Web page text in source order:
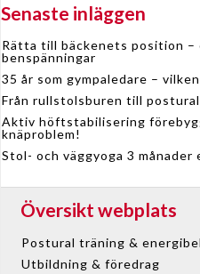
Senaste inläggen
Rätta till bäckenets position –
benspänningar
35 år som gympaledare –
Från rullstolsburen till
Aktiv höftstabilisering
knäproblem!
Stol- och väggyoga 3
Översikt webplats
Postural träning &
Utbildning & föredrag